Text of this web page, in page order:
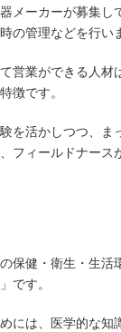
メーカーが募集し
の管理などを行い
営業ができる人材
徴です。
を活かしつつ、ま
フィールドナース
保健・衛生・生活
です。
には、医学的な知